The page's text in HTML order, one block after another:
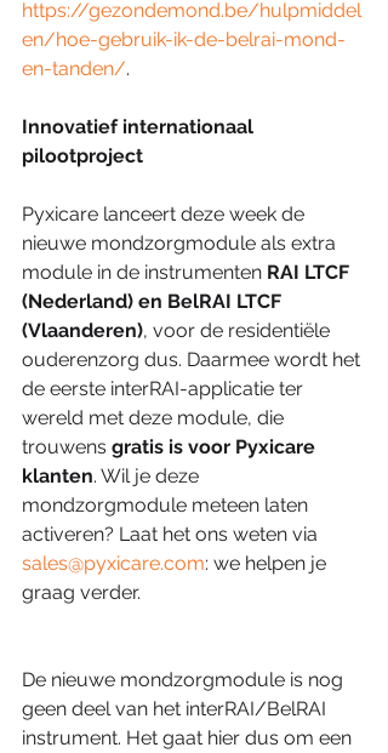
https://gezondemond.be/hulpmiddel
en/hoe-gebruik-ik-de-belrai-mond-
en-tanden/.
Innovatief internationaal
pilootproject
Pyxicare lanceert deze week de
nieuwe mondzorgmodule als extra
module in de instrumenten RAI LTCF
(Nederland) en BelRAI LTCF
(Vlaanderen), voor de residentiële
ouderenzorg dus. Daarmee wordt het
de eerste interRAI-applicatie ter
wereld met deze module, die
trouwens gratis is voor Pyxicare
klanten. Wil je deze
mondzorgmodule meteen laten
activeren? Laat het ons weten via
sales@pyxicare.com: we helpen je
graag verder.
De nieuwe mondzorgmodule is nog
geen deel van het interRAI/BelRAI
instrument. Het gaat hier dus om een